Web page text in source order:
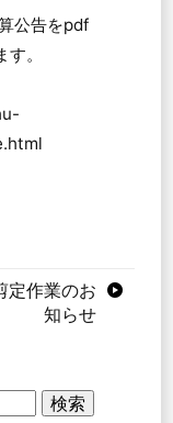
公告をpdf
。
定作業のお
知らせ